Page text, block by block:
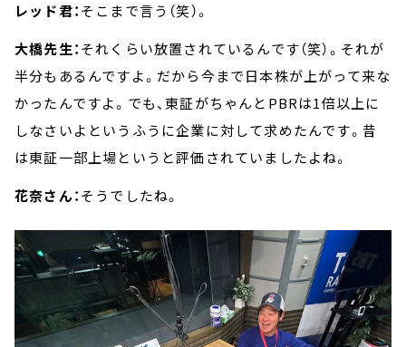
レッド君：そこまで言う（笑）。
大橋先生：それくらい放置されているんです（笑）。それが
半分もあるんですよ。だから今まで日本株が上がって来な
かったんですよ。でも、東証がちゃんとPBRは1倍以上に
しなさいよというふうに企業に対して求めたんです。昔
は東証一部上場というと評価されていましたよね。
花奈さん：そうでしたね。